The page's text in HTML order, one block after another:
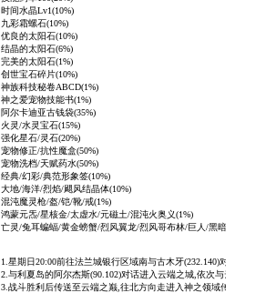
时间水晶Lv1(10%)
九彩霜螺石(10%)
优良的太阳石(10%)
结晶的太阳石(6%)
完美的太阳石(1%)
创世宝石碎片(10%)
神族科技秘卷ABCD(1%)
神之爱宠物技能书(1%)
阿尔卡迪亚古钱袋(35%)
火灵/水灵宝石(15%)
强化星石/灵石(20%)
宠物修正/抗性魔盒(50%)
宠物洗档/天赋药水(50%)
经典/幻彩/典范形象签(10%)
大地/海洋/烈焰/飓风结晶体(10%)
混沌魔灵枪/盔/铠/靴/戒(1%)
鸿蒙元炁/星核金/太虚水/元磁土/混沌火奥义(1%)
亡灵/兔耳蝙蝠/黄金螃蟹/烈风翼龙/烈风哥布林/巨人/黑暗鸟人/海
1.星期日20:00前往法兰城银行区域南与古木牙(232.140)对话进入
2.与利夏岛的阿尔杰斯(90.102)对话进入云端之城,依次与云端之
3.战斗胜利后传送至云端之巅,往北方向走进入神之领域传送石